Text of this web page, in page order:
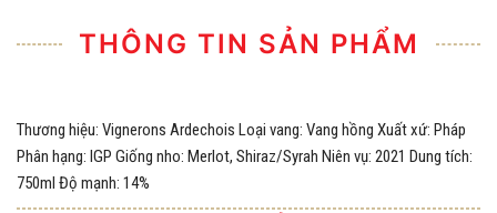
THÔNG TIN SẢN PHẨM
Thương hiệu: Vignerons Ardechois Loại vang: Vang hồng Xuất xứ: Pháp
Phân hạng: IGP Giống nho: Merlot, Shiraz/Syrah Niên vụ: 2021 Dung tích:
750ml Độ mạnh: 14%